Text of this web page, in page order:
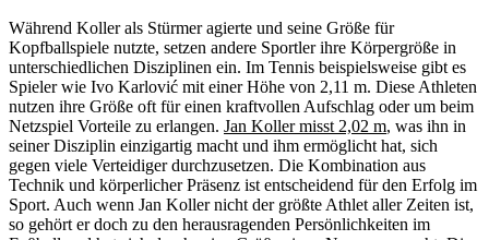
Während Koller als Stürmer agierte und seine Größe für
Kopfballspiele nutzte, setzen andere Sportler ihre Körpergröße in
unterschiedlichen Disziplinen ein. Im Tennis beispielsweise gibt es
Spieler wie Ivo Karlović mit einer Höhe von 2,11 m. Diese Athleten
nutzen ihre Größe oft für einen kraftvollen Aufschlag oder um beim
Netzspiel Vorteile zu erlangen. Jan Koller misst 2,02 m, was ihn in
seiner Disziplin einzigartig macht und ihm ermöglicht hat, sich
gegen viele Verteidiger durchzusetzen. Die Kombination aus
Technik und körperlicher Präsenz ist entscheidend für den Erfolg im
Sport. Auch wenn Jan Koller nicht der größte Athlet aller Zeiten ist,
so gehört er doch zu den herausragenden Persönlichkeiten im